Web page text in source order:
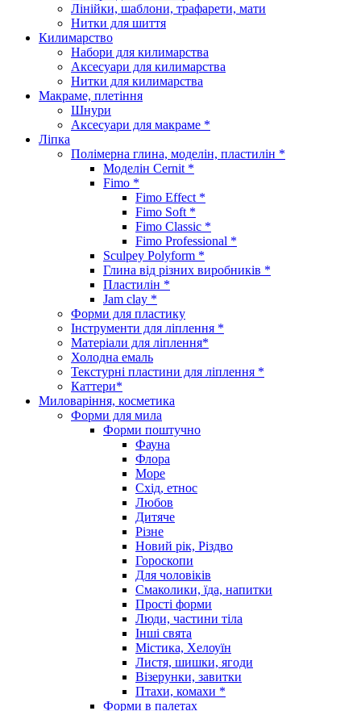
Лінійки, шаблони, трафарети, мати
Нитки для шиття
Килимарство
Набори для килимарства
Аксесуари для килимарства
Нитки для килимарства
Макраме, плетіння
Шнури
Аксесуари для макраме *
Ліпка
Полімерна глина, моделін, пластилін *
Моделін Cernit *
Fimo *
Fimo Effect *
Fimo Soft *
Fimo Classic *
Fimo Professional *
Sculpey Polyform *
Глина від різних виробників *
Пластилін *
Jam clay *
Форми для пластику
Інструменти для ліплення *
Матеріали для ліплення*
Холодна емаль
Текстурні пластини для ліплення *
Каттери*
Миловаріння, косметика
Форми для мила
Форми поштучно
Фауна
Флора
Море
Схід, етнос
Любов
Дитяче
Різне
Новий рік, Різдво
Гороскопи
Для чоловіків
Смаколики, їда, напитки
Прості форми
Люди, частини тіла
Інші свята
Містика, Хелоуїн
Листя, шишки, ягоди
Візерунки, завитки
Птахи, комахи *
Форми в палетах